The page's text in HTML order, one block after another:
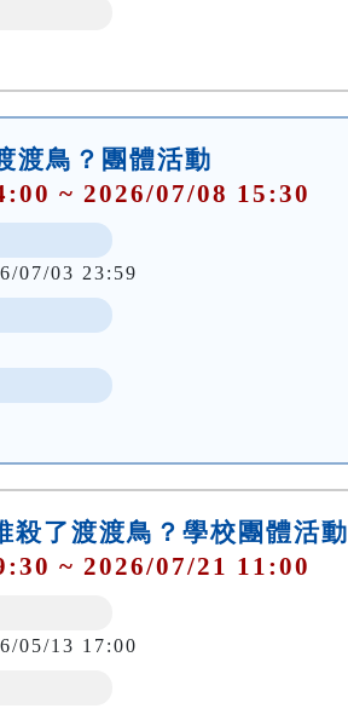
渡鳥？團體活動
~ 2026/07/08 15:30
07/03 23:59
殺了渡渡鳥？學校團體活動
~ 2026/07/21 11:00
05/13 17:00